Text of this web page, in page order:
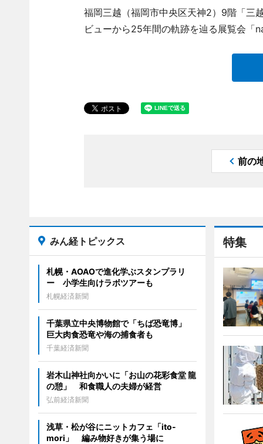
福岡三越（福岡市中央区天神2）9階「三
ビューから25年間の軌跡を辿る展覧会
前の
特集
みん経トピックス
札幌・AOAOで進化学ぶスタンプラリ
ー 小学生向けラボツアーも
札幌経済新聞
千葉県立中央博物館で「ちば恐竜博」
巨大肉食恐竜や海の捕食者も
千葉経済新聞
岩木山神社向かいに「お山の花彩食堂 龍
の憩」 和食職人の夫婦が経営
弘前経済新聞
浅草・松が谷にニットカフェ「ito-
mori」 編み物好きが集う場に